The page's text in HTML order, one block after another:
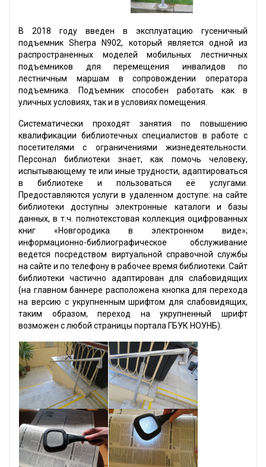
В 2018 году введен в эксплуатацию гусеничный
подъемник Sherpa N902, который является одной из
распространенных моделей мобильных лестничных
подъемников для перемещения инвалидов по
лестничным маршам в сопровождении оператора
подъемника. Подъемник способен работать как в
уличных условиях, так и в условиях помещения.
Систематически проходят занятия по повышению
квалификации библиотечных специалистов в работе с
посетителями с ограничениями жизнедеятельности.
Персонал библиотеки знает, как помочь человеку,
испытывающему те или иные трудности, адаптироваться
в библиотеке и пользоваться её услугами.
Предоставляются услуги в удаленном доступе: на сайте
библиотеки доступны электронные каталоги и базы
данных, в т.ч. полнотекстовая коллекция оцифрованных
книг «Новгородика в электронном виде»;
информационно-библиографическое обслуживание
ведется посредством виртуальной справочной службы
на сайте и по телефону в рабочее время библиотеки. Сайт
библиотеки частично адаптирован для слабовидящих
(на главном баннере расположена кнопка для перехода
на версию с укрупненным шрифтом для слабовидящих,
таким образом, переход на укрупненный шрифт
возможен с любой страницы портала ГБУК НОУНБ).